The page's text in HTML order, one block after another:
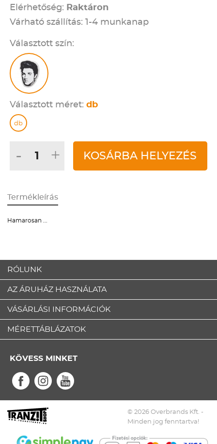
Elérhetőség: Raktáron
Várható szállítás: 1-4 munkanap
Választott szín:
Választott méret: db
db
- + KOSÁRBA HELYEZÉS
Termékleírás
Hamarosan ...
RÓLUNK
AZ ÁRUHÁZ HASZNÁLATA
VÁSÁRLÁSI INFORMÁCIÓK
MÉRETTÁBLÁZATOK
KÖVESS MINKET
© 2026 Overbrands Kft. -
Minden jog fenntartva!